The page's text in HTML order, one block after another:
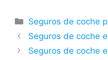
Categorías
Seguros de coche
Seguros de coche
Seguros de coche